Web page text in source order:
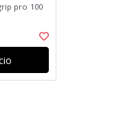
pro 100